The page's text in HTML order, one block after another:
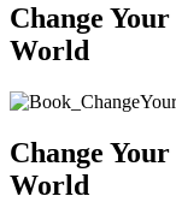
Change
World
Change
World